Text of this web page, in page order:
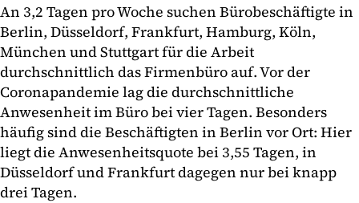
An 3,2 Tagen pro Woche suchen Bürobeschäftigte in
Berlin, Düsseldorf, Frankfurt, Hamburg, Köln,
München und Stuttgart für die Arbeit
durchschnittlich das Firmenbüro auf. Vor der
Coronapandemie lag die durchschnittliche
Anwesenheit im Büro bei vier Tagen. Besonders
häufig sind die Beschäftigten in Berlin vor Ort: Hier
liegt die Anwesenheitsquote bei 3,55 Tagen, in
Düsseldorf und Frankfurt dagegen nur bei knapp
drei Tagen.